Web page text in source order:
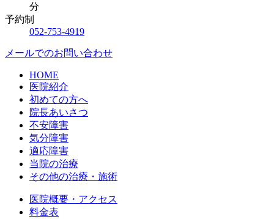
分
予約制
052-753-4919
メールでのお問い合わせ
HOME
医院紹介
初めての方へ
院長あいさつ
不安障害
気分障害
適応障害
当院の治療
その他の治療・施術
医院概要・アクセス
料金表